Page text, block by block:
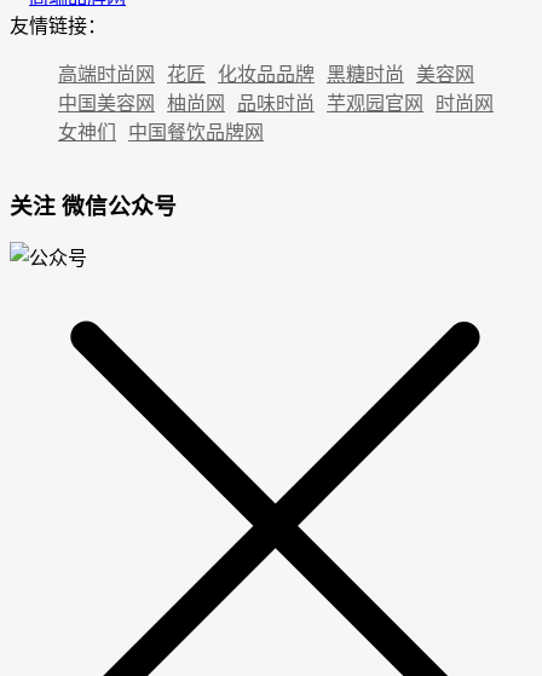
友情链接：
高端时尚网 花匠 化妆品品牌 黑糖时尚
美容网
中国美容网
柚尚网 品味时尚 芋观园官网
时尚网
女神们
中国餐饮品牌网
关注 微信公众号